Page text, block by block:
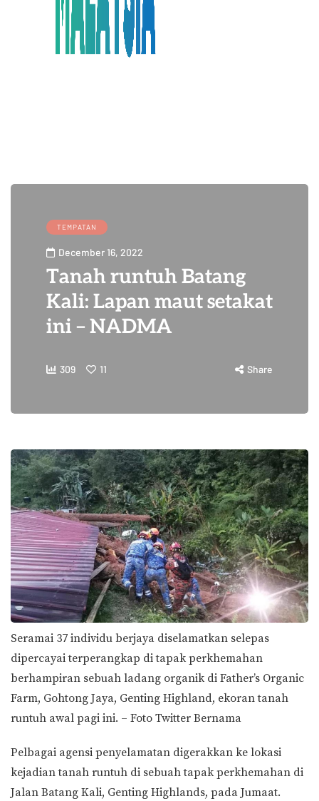
TEMPATAN
December 16, 2022
Tanah runtuh Batang
Kali: Lapan maut setakat
ini – NADMA
309 11 Share
Seramai 37 individu berjaya diselamatkan selepas
dipercayai terperangkap di tapak perkhemahan
berhampiran sebuah ladang organik di Father’s Organic
Farm, Gohtong Jaya, Genting Highland, ekoran tanah
runtuh awal pagi ini. – Foto Twitter Bernama
Pelbagai agensi penyelamatan digerakkan ke lokasi
kejadian tanah runtuh di sebuah tapak perkhemahan di
Jalan Batang Kali, Genting Highlands, pada Jumaat.